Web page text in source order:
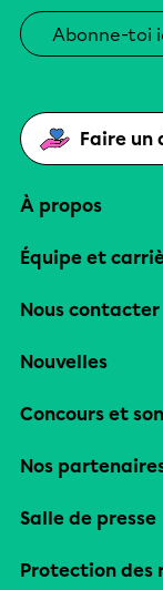
Abonne-toi
Faire un
À propos
Équipe et
Nous contacter
Nouvelles
Concours et
Nos
Salle de presse
Protection des